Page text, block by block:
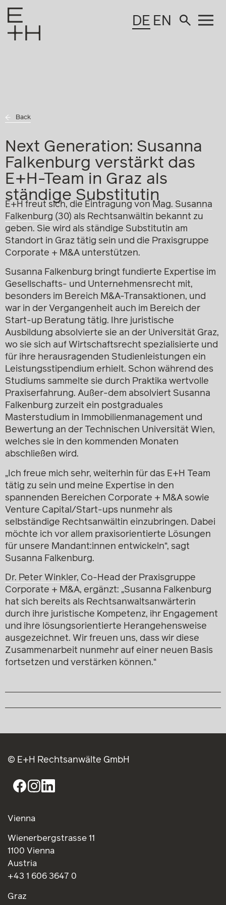
DE EN
Back
Next Generation: Susanna
Falkenburg verstärkt das
E+H-Team in Graz als
ständige Substitutin
E+H freut sich, die Eintragung von Mag. Susanna
Falkenburg (30) als Rechtsanwältin bekannt zu
geben. Sie wird als ständige Substitutin am
Standort in Graz tätig sein und die Praxisgruppe
Corporate + M&A unterstützen.
Susanna Falkenburg bringt fundierte Expertise im
Gesellschafts- und Unternehmensrecht mit,
besonders im Bereich M&A-Transaktionen, und
war in der Vergangenheit auch im Bereich der
Start-up Beratung tätig. Ihre juristische
Ausbildung absolvierte sie an der Universität Graz,
wo sie sich auf Wirtschaftsrecht spezialisierte und
für ihre herausragenden Studienleistungen ein
Leistungsstipendium erhielt. Schon während des
Studiums sammelte sie durch Praktika wertvolle
Praxiserfahrung. Außer-dem absolviert Susanna
Falkenburg zurzeit ein postgraduales
Masterstudium in Immobilienmanagement und
Bewertung an der Technischen Universität Wien,
welches sie in den kommenden Monaten
abschließen wird.
„Ich freue mich sehr, weiterhin für das E+H Team
tätig zu sein und meine Expertise in den
spannenden Bereichen Corporate + M&A sowie
Venture Capital/Start-ups nunmehr als
selbständige Rechtsanwältin einzubringen. Dabei
möchte ich vor allem praxisorientierte Lösungen
für unsere Mandant:innen entwickeln“, sagt
Susanna Falkenburg.
Dr. Peter Winkler, Co-Head der Praxisgruppe
Corporate + M&A, ergänzt: „Susanna Falkenburg
hat sich bereits als Rechtsanwaltsanwärterin
durch ihre juristische Kompetenz, ihr Engagement
und ihre lösungsorientierte Herangehensweise
ausgezeichnet. Wir freuen uns, dass wir diese
Zusammenarbeit nunmehr auf einer neuen Basis
fortsetzen und verstärken können.“
© E+H Rechtsanwälte GmbH
Vienna
Wienerbergstrasse 11
1100 Vienna
Austria
+43 1 606 3647 0
Graz